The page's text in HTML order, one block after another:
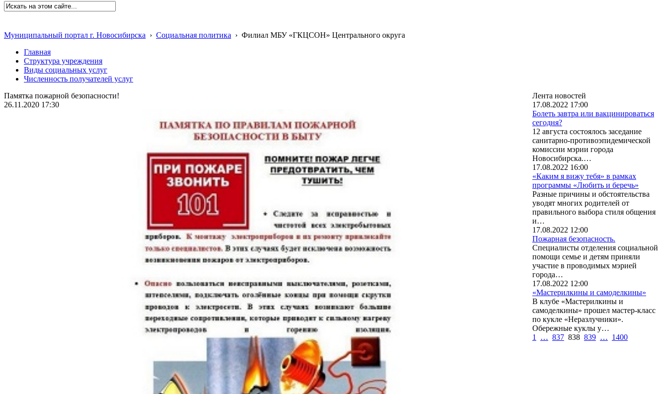
Муниципальный портал г. Новосибирска › Социальная политика › Филиал МБУ «ГКЦСОН» Центрального округа
Главная
Структура учреждения
Виды социальных услуг
Численность получателей услуг
Памятка пожарной безопасности!
26.11.2020 17:30
Лента новостей
17.08.2022 17:00
Болеть завтра или вакцинироваться
сегодня?
12 августа состоялось заседание
санитарно-противоэпидемической
комиссии мэрии города
Новосибирска.…
17.08.2022 16:00
«Каким я вижу тебя» в рамках
программы «Любить и беречь»
Разные причины и обстоятельства
уводят многих родителей от
правильного выбора стиля общения
и…
17.08.2022 12:00
Пожарная безопасность.
Специалисты отделения социальной
помощи семье и детям приняли
участие в проводимых мэрией
города…
17.08.2022 12:00
«Мастерилкины и самоделкины»
В клубе «Мастерилкины и
самоделкины» прошел мастер-класс
по кукле «Неразлучники».
Обережные куклы у…
1
… 837 838 839 … 1400